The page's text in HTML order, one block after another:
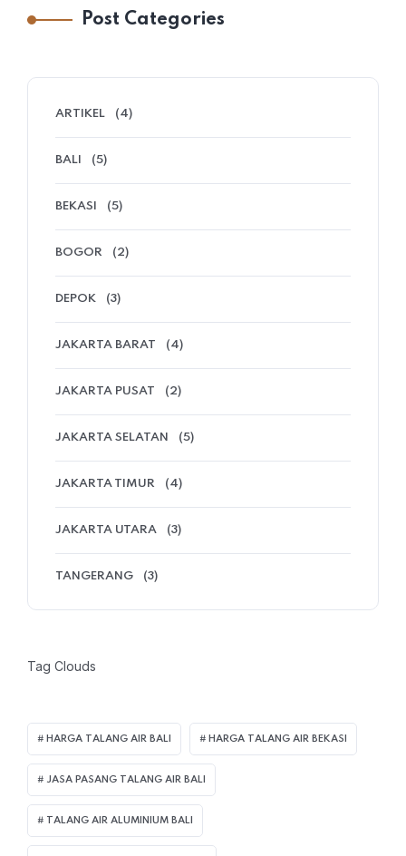
Post Categories
ARTIKEL (4)
BALI (5)
BEKASI (5)
BOGOR (2)
DEPOK (3)
JAKARTA BARAT (4)
JAKARTA PUSAT (2)
JAKARTA SELATAN (5)
JAKARTA TIMUR (4)
JAKARTA UTARA (3)
TANGERANG (3)
Tag Clouds
HARGA TALANG AIR BALI HARGA TALANG AIR BEKASI
JASA PASANG TALANG AIR BALI
TALANG AIR ALUMINIUM BALI